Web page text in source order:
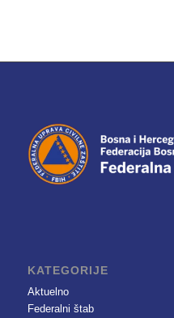
KATEGORIJE
Aktuelno
Federalni štab